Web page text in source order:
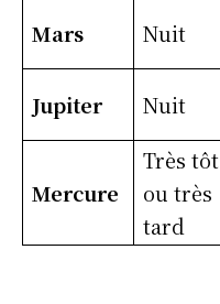
Mars
Nuit
Jupiter
Nuit
Mercure
Très tôt
ou très
tard